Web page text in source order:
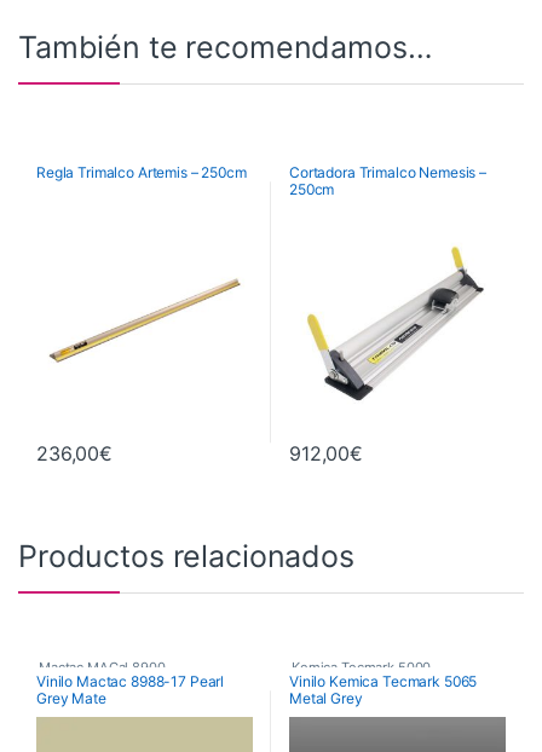
También te recomendamos…
Regla Trimalco Artemis – 250cm
236,00€
Cortadora Trimalco Nemesis –
250cm
912,00€
Productos relacionados
Mactac MACal 8900
Monoméricos
Vinilo Mactac 8988-17 Pearl
Grey Mate
Kemica Tecmark 5000
Poliméricos
Vinilo Kemica Tecmark 5065
Metal Grey